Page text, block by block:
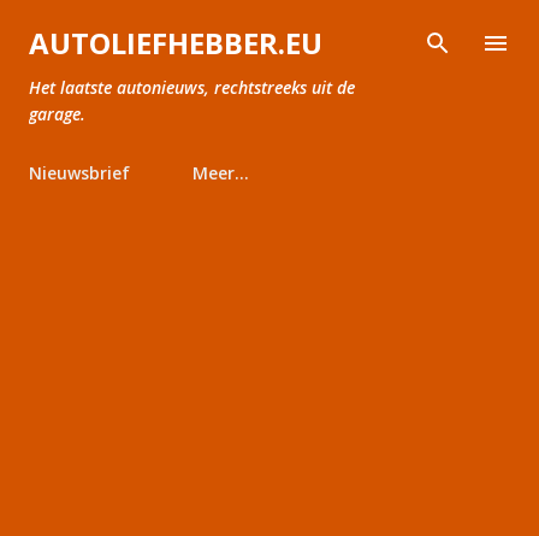
Doorgaan naar hoofdcontent
AUTOLIEFHEBBER.EU
Het laatste autonieuws, rechtstreeks uit de
garage.
Nieuwsbrief Meer…